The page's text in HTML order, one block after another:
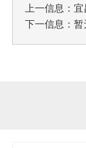
上一信息： 宜
下一信息：暂